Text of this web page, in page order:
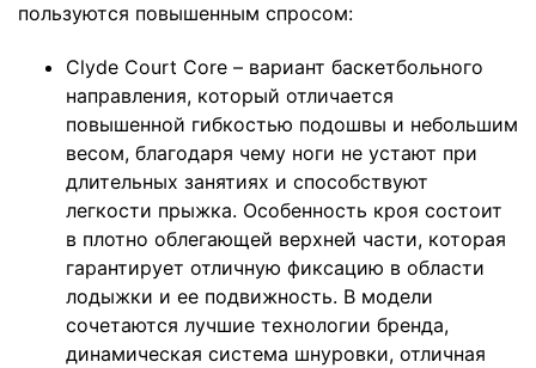
пользуются повышенным спросом:
Clyde Court Core – вариант баскетбольного
направления, который отличается
повышенной гибкостью подошвы и небольшим
весом, благодаря чему ноги не устают при
длительных занятиях и способствуют
легкости прыжка. Особенность кроя состоит
в плотно облегающей верхней части, которая
гарантирует отличную фиксацию в области
лодыжки и ее подвижность. В модели
сочетаются лучшие технологии бренда,
динамическая система шнуровки, отличная